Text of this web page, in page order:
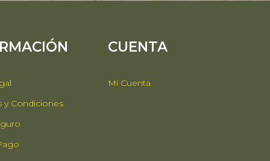
y Condiciones
CUENTA
Mi Cuenta